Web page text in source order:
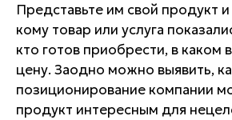
Представьте им свой продукт
кому товар или услуга
кто готов приобрести, в каком
цену. Заодно можно выявить,
позиционирование компании
продукт интересным для